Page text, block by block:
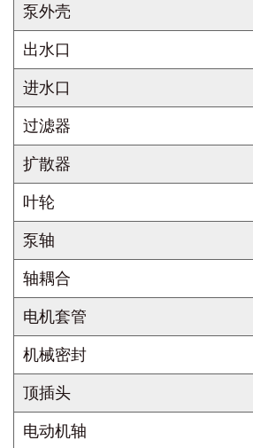
泵外壳
出水口
进水口
过滤器
扩散器
叶轮
泵轴
轴耦合
电机套管
机械密封
顶插头
电动机轴